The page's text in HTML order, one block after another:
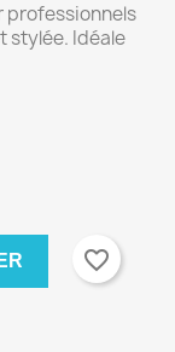
professionnels
stylée. Idéale
favorite_border